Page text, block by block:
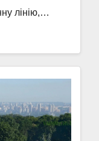
лінію,…